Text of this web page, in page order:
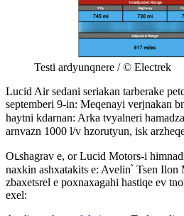
Testi ardyunqnere / © Electrek
Lucid Air sedani seriakan tarberake
septemberi 9-in: Meqenayi verjnakan
haytni kdarnan: Arka tvyalneri
arnvazn 1000 l/v hzorutyun, isk
Oւshagrav e, or Lucid Motors-i
naxkin ashxatakits e: Avelin՝ Tsen
zbaxetsrel e poxnaxagahi hastiqe ev
exel: